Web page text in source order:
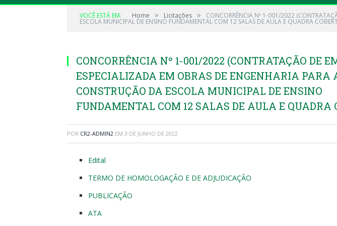
VOCÊ ESTÁ EM: Home » Licitações » CONCORRÊNCIA Nº 1-001/2022
ESCOLA MUNICIPAL DE ENSINO FUNDAMENTAL COM 12 SALAS DE AULA E QUADRA
CONCORRÊNCIA Nº 1-001/2022 (CONTRATAÇÃO DE
ESPECIALIZADA EM OBRAS DE ENGENHARIA PARA
CONSTRUÇÃO DA ESCOLA MUNICIPAL DE ENSINO
FUNDAMENTAL COM 12 SALAS DE AULA E QUADRA
POR CR2-ADMIN2 EM 3 DE JUNHO DE 2022
Edital
TERMO DE HOMOLOGAÇÃO E DE ADJUDICAÇÃO
PUBLICAÇÃO
ATA